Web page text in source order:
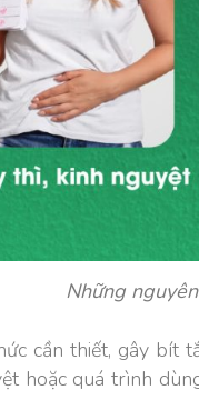
Những
cần thiết, gây
hoặc quá trình